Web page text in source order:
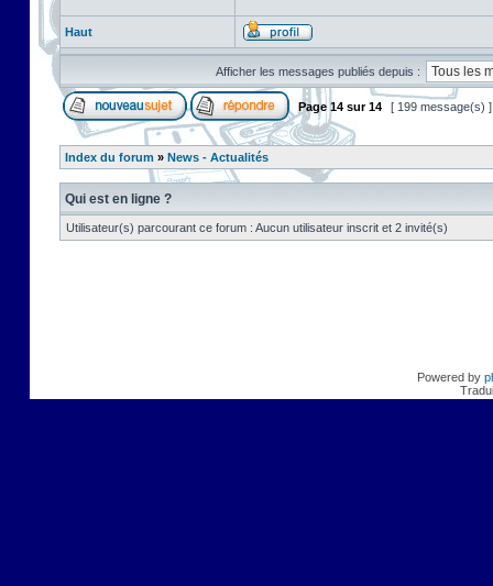
Haut
Afficher les messages publiés depuis :
Page 14 sur14 [ 199 message(s)
Index du forum » News - Actualités
Qui est en ligne ?
Utilisateur(s) parcourant ce forum : Aucun utilisateur inscrit et 2 invité(s)
Powered by